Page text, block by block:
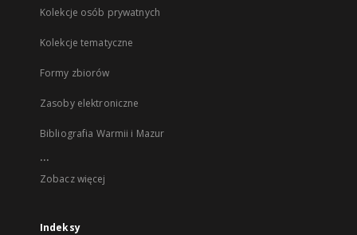
Kolekcje osób prywatnych
Kolekcje tematyczne
Formy zbiorów
Zasoby elektroniczne
Bibliografia Warmii i Mazur
...
Zobacz więcej
Indeksy